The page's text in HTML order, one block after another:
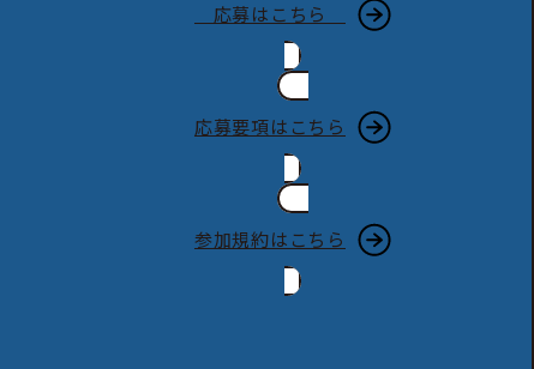
応募はこちら
応募要項はこちら
参加規約はこちら